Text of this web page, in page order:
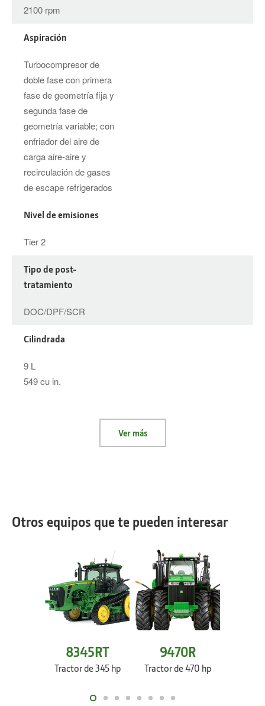
2100 rpm
Aspiración
Turbocompresor de
doble fase con primera
fase de geometría fija y
segunda fase de
geometría variable; con
enfriador del aire de
carga aire-aire y
recirculación de gases
de escape refrigerados
Nivel de emisiones
Tier 2
Tipo de post-
tratamiento
DOC/DPF/SCR
Cilindrada
9 L
549 cu in.
Ver más
Otros equipos que te pueden interesar
8345RT
Tractor de 345 hp
9470R
Tractor de 470 hp